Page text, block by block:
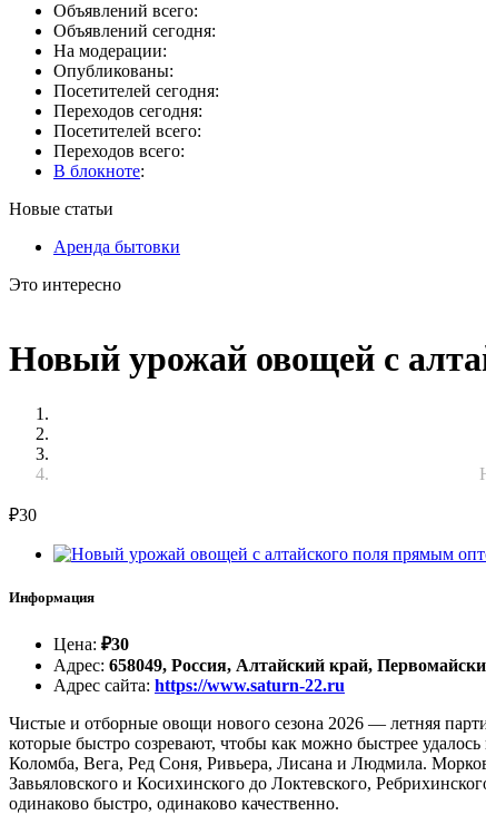
Объявлений всего:
Объявлений сегодня:
На модерации:
Опубликованы:
Посетителей сегодня:
Переходов сегодня:
Посетителей всего:
Переходов всего:
В блокноте:
Новые статьи
Аренда бытовки
Это интересно
Новый урожай овощей с
₽30
Информация
Цена: ₽30
Адрес: 658049, Россия, Алтайский край,
Адрес сайта: https://www.saturn-22.ru
Чистые и отборные овощи нового сезона 2026 — летняя
которые быстро созревают, чтобы как можно быстрее
Коломба, Вега, Ред Соня, Ривьера, Лисана и Людмила.
Завьяловского и Косихинского до Локтевского,
одинаково быстро, одинаково качественно.